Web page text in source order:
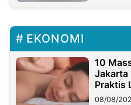
EKONOMI
10
Jakarta
Praktis
08/08/